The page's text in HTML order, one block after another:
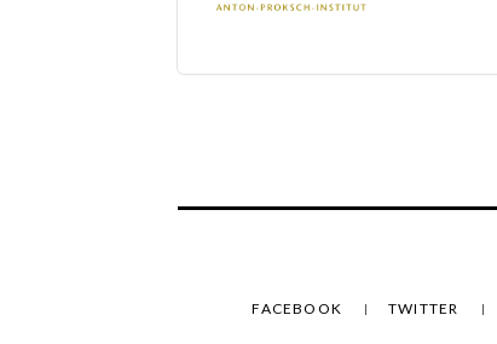
FACEBOOK TWITTER